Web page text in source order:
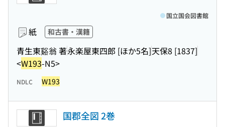
紙 和古書・漢籍
青生東谿翁 著永楽屋東四郎 [ほか5名]天保8 [1837]
<W193-N5>
国立国会図書館
NDLC W193
国郡全図 2巻